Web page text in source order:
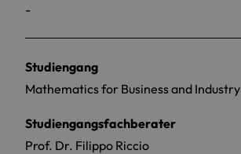
-
Studiengang
Mathematics for Business and Industry
Studiengangsfachberater
Prof. Dr. Filippo Riccio